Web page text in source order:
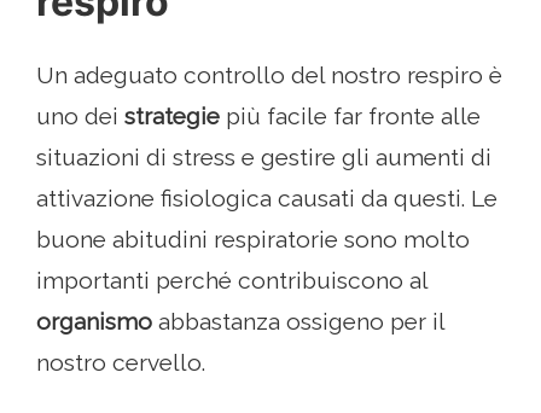
Un adeguato controllo del nostro respiro è
uno dei strategie più facile far fronte alle
situazioni di stress e gestire gli aumenti di
attivazione fisiologica causati da questi. Le
buone abitudini respiratorie sono molto
importanti perché contribuiscono al
organismo abbastanza ossigeno per il
nostro cervello.